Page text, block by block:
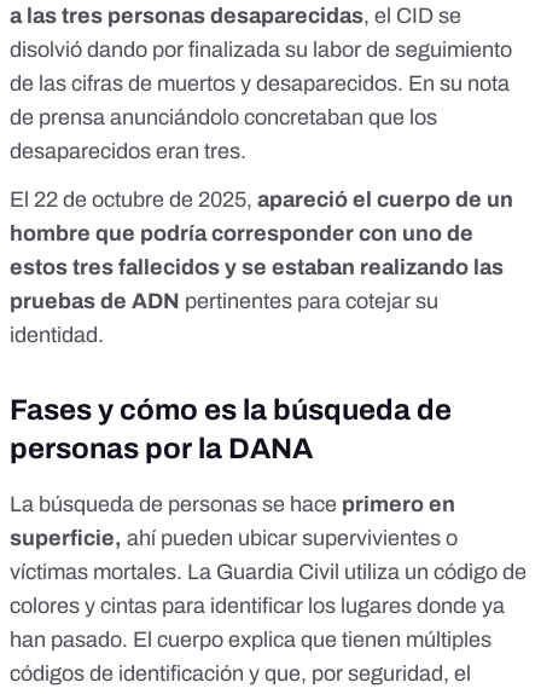
a las tres personas desaparecidas, el CID se
disolvió dando por finalizada su labor de seguimiento
de las cifras de muertos y desaparecidos. En su nota
de prensa anunciándolo concretaban que los
desaparecidos eran tres.
El 22 de octubre de 2025, apareció el cuerpo de un
hombre que podría corresponder con uno de
estos tres fallecidos y se estaban realizando las
pruebas de ADN pertinentes para cotejar su
identidad.
Fases y cómo es la búsqueda de
personas por la DANA
La búsqueda de personas se hace primero en
superficie, ahí pueden ubicar supervivientes o
víctimas mortales. La Guardia Civil utiliza un código de
colores y cintas para identificar los lugares donde ya
han pasado. El cuerpo explica que tienen múltiples
códigos de identificación y que, por seguridad, el